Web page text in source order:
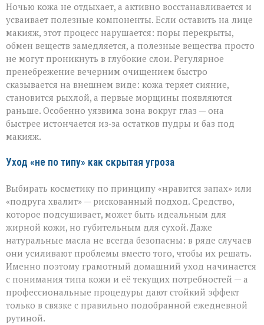
Ночью кожа не отдыхает, а активно восстанавливается и
усваивает полезные компоненты. Если оставить на лице
макияж, этот процесс нарушается: поры перекрыты,
обмен веществ замедляется, а полезные вещества просто
не могут проникнуть в глубокие слои. Регулярное
пренебрежение вечерним очищением быстро
сказывается на внешнем виде: кожа теряет сияние,
становится рыхлой, а первые морщины появляются
раньше. Особенно уязвима зона вокруг глаз — она
быстрее истончается из‑за остатков пудры и баз под
макияж.
Уход «не по типу» как скрытая угроза
Выбирать косметику по принципу «нравится запах» или
«подруга хвалит» — рискованный подход. Средство,
которое подсушивает, может быть идеальным для
жирной кожи, но губительным для сухой. Даже
натуральные масла не всегда безопасны: в ряде случаев
они усиливают проблемы вместо того, чтобы их решать.
Именно поэтому грамотный домашний уход начинается
с понимания типа кожи и её текущих потребностей — а
профессиональные процедуры дают стойкий эффект
только в связке с правильно подобранной ежедневной
рутиной.